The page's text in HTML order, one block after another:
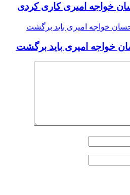
خواجه امیری کاری کردی
خواجه امیری باید برگشت